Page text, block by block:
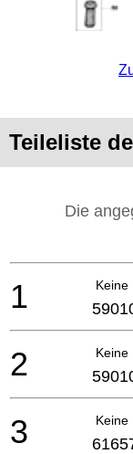
Teileliste
Die
Keine
1
Keine
2
Keine
3